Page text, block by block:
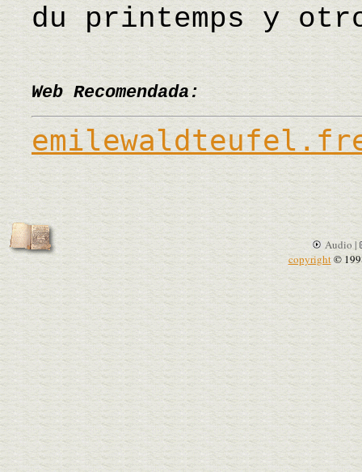
du printemps y
Web Recomendada:
Audio |
copyright©